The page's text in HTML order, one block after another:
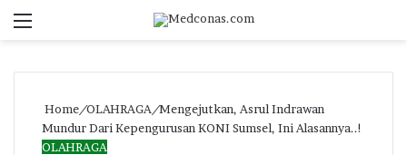
Menu
Home/OLAHRAGA/Mengejutkan, Asrul Indrawan
Mundur Dari Kepengurusan KONI Sumsel, Ini Alasannya..!
OLAHRAGA